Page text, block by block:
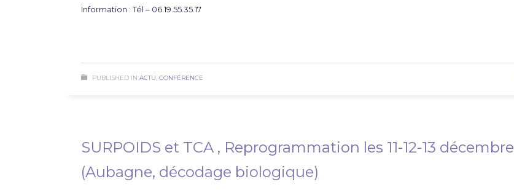
Information : Tél – 06.19.55.35.17
PUBLISHED IN ACTU, CONFÉRENCE
SURPOIDS et TCA , Reprogrammation les 11-12-13 décembre
(Aubagne, décodage biologique)